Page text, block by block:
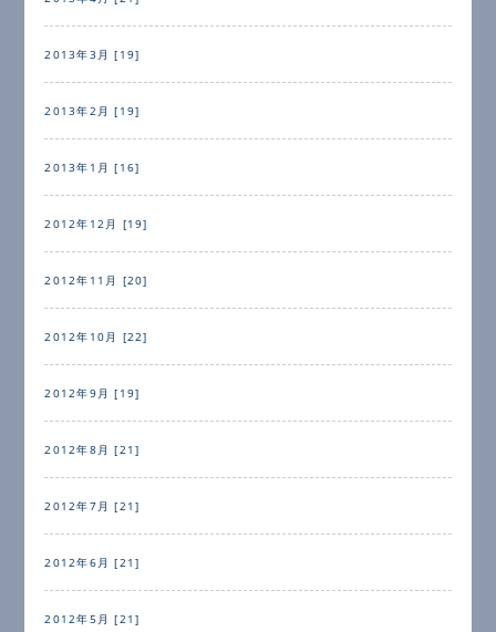
2013年3月 [19]
2013年2月 [19]
2013年1月 [16]
2012年12月 [19]
2012年11月 [20]
2012年10月 [22]
2012年9月 [19]
2012年8月 [21]
2012年7月 [21]
2012年6月 [21]
2012年5月 [21]